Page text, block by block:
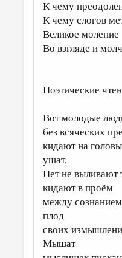
К чему
К чему слогов
Великое моление
Во взгляде и
Поэтические
Вот молодые
без всяческих
кидают на
ушат.
Нет не выливают
кидают в проём
между
плод
своих
Мышат